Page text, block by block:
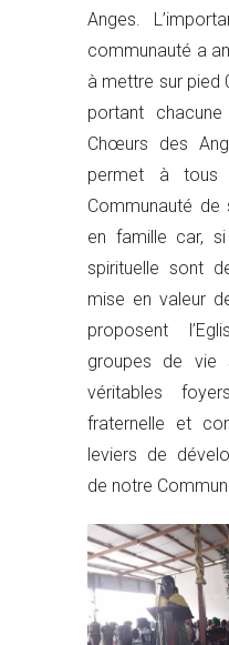
Anges.
communauté a
à mettre sur pied
portant
Chœurs des
permet à tous
Communauté de
en famille car, si
spirituelle sont
mise en valeur
proposent
groupes de vie
véritables
fraternelle et
leviers de
de notre